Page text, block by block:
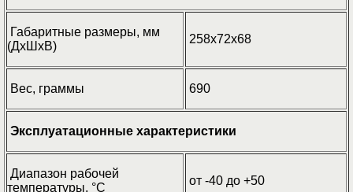
Габаритные размеры, мм
(ДхШхВ)
258х72х68
Вес, граммы 690
Эксплуатационные характеристики
Диапазон рабочей
температуры, °С
от -40 до +50